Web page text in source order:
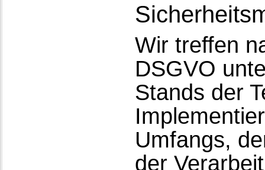
Wir treffen
DSGVO
Stands der
Umfangs,
der